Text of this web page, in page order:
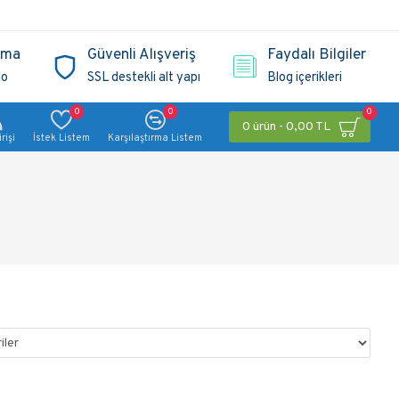
Güvenli Alışveriş
SSL destekli alt yapı
Faydalı Bilgiler
Blog içerikleri
İstek Listem
0
Karşılaştırma Listem
0
0 ürün - 0,00 TL
0